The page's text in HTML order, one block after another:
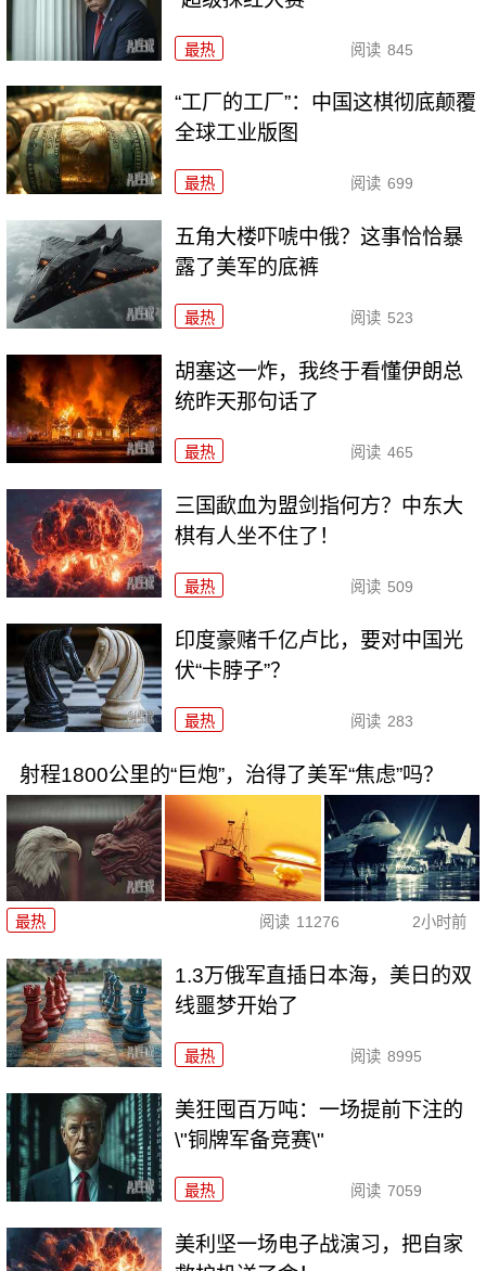
最热 阅读 845
“工厂的工厂”：中国这棋彻底颠覆
全球工业版图
最热 阅读 699
五角大楼吓唬中俄？这事恰恰暴
露了美军的底裤
最热 阅读 523
胡塞这一炸，我终于看懂伊朗总
统昨天那句话了
最热 阅读 465
三国歃血为盟剑指何方？中东大
棋有人坐不住了！
最热 阅读 509
印度豪赌千亿卢比，要对中国光
伏“卡脖子”？
最热 阅读 283
射程1800公里的“巨炮”，治得了美军“焦虑”吗？
最热 阅读 11276 2小时前
1.3万俄军直插日本海，美日的双
线噩梦开始了
最热 阅读 8995
美狂囤百万吨：一场提前下注的
\"铜牌军备竞赛\"
最热 阅读 7059
美利坚一场电子战演习，把自家